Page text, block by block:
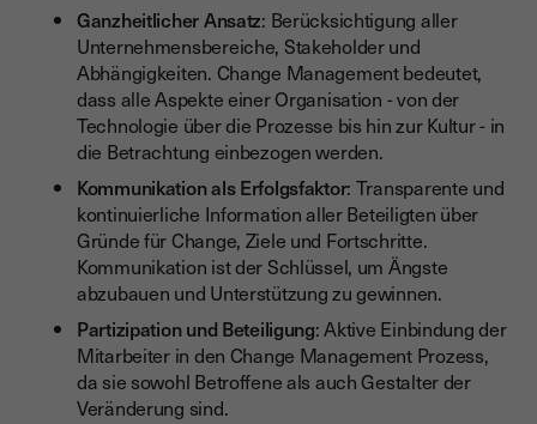
Ganzheitlicher Ansatz: Berücksichtigung aller
Unternehmensbereiche, Stakeholder und
Abhängigkeiten. Change Management bedeutet,
dass alle Aspekte einer Organisation - von der
Technologie über die Prozesse bis hin zur Kultur - in
die Betrachtung einbezogen werden.
Kommunikation als Erfolgsfaktor: Transparente und
kontinuierliche Information aller Beteiligten über
Gründe für Change, Ziele und Fortschritte.
Kommunikation ist der Schlüssel, um Ängste
abzubauen und Unterstützung zu gewinnen.
Partizipation und Beteiligung: Aktive Einbindung der
Mitarbeiter in den Change Management Prozess,
da sie sowohl Betroffene als auch Gestalter der
Veränderung sind.